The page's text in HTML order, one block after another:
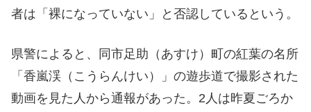
者は「裸になっていない」と否認しているという。
県警によると、同市足助（あすけ）町の紅葉の名所
「香嵐渓（こうらんけい）」の遊歩道で撮影された
動画を見た人から通報があった。2人は昨夏ごろか